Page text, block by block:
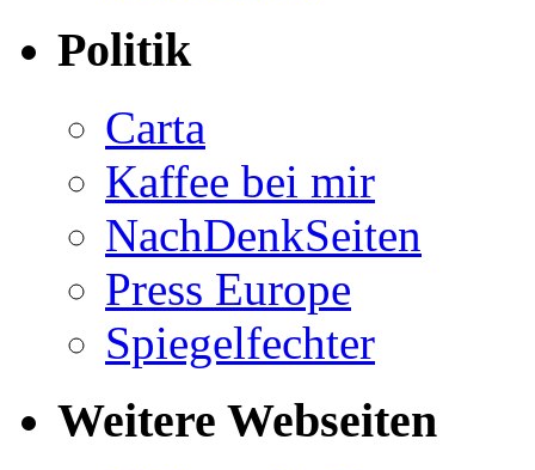
Politik
Carta
Kaffee bei mir
NachDenkSeiten
Press Europe
Spiegelfechter
Weitere Webseiten